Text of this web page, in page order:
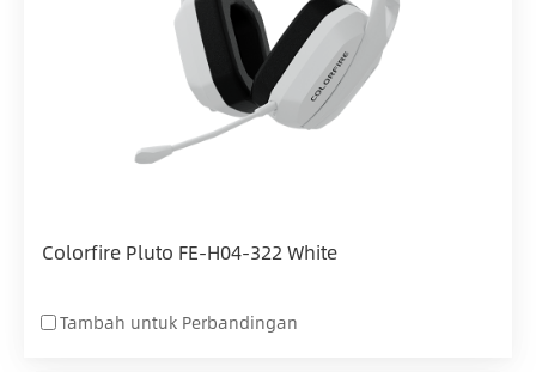
Colorfire Pluto FE-H04-322 White
Tambah untuk Perbandingan